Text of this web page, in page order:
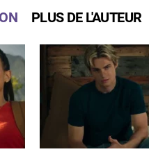
PLUS DE L'AUTEUR